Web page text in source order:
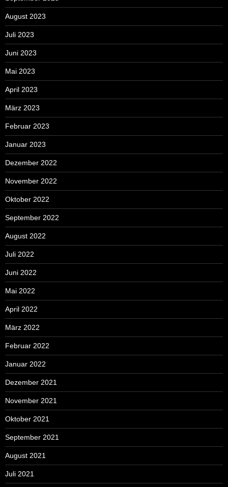
August 2023
Juli 2023
Juni 2023
Mai 2023
April 2023
März 2023
Februar 2023
Januar 2023
Dezember 2022
November 2022
Oktober 2022
September 2022
August 2022
Juli 2022
Juni 2022
Mai 2022
April 2022
März 2022
Februar 2022
Januar 2022
Dezember 2021
November 2021
Oktober 2021
September 2021
August 2021
Juli 2021